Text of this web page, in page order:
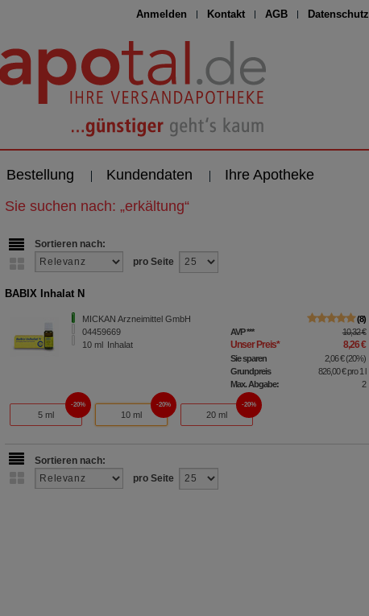
Anmelden Kontakt AGB Datenschutz
Bestellung Kundendaten Ihre Apotheke
Sie suchen nach: „erkältung“
Sortieren nach:
pro Seite
BABIX Inhalat N
MICKAN Arzneimittel GmbH
04459669
10 ml Inhalat
8
AVP*** 10,32 €
Unser Preis* 8,26 €
Sie sparen 2,06 €(20%)
Grundpreis
826,00 €pro 1 l
Max. Abgabe:
2
5 ml
20%
10 ml
20%
20 ml
20%
Sortieren nach:
pro Seite